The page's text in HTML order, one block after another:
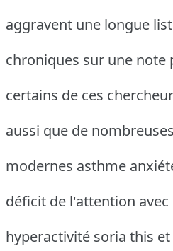
aggravent une longue
chroniques sur une note
certains de ces
aussi que de
modernes asthme
déficit de l'attention avec
hyperactivité soria this